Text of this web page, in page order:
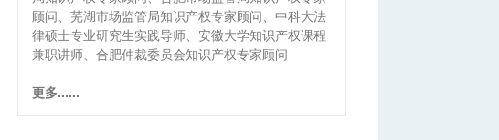
顾问、芜湖市场监管局知识产权专家顾问、中科大法
律硕士专业研究生实践导师、安徽大学知识产权课程
兼职讲师、合肥仲裁委员会知识产权专家顾问
更多......